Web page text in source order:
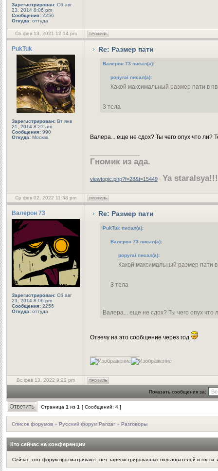
Зарегистрирован: Сб авг
23, 2014 8:06 pm
Сообщения: 2256
Откуда: оттуда
Сб фев 13, 2021 12:14 pm
PukTuk
Зарегистрирован: Вт янв
21, 2014 8:27 am
Сообщения: 990
Откуда: Москва
Re: Размер пати
Валерон 73 писал(а):
popyrai писал(а):
Какой максимальный размер пати в
3 тела
Валера... еще не сдох? Ты чего опух что ли?
Гномик из ада.
viewtopic.php?f=28&t=15449 - Ya staralsya!!!
Ср фев 02, 2022 11:38 pm
Валерон 73
Зарегистрирован: Сб авг
23, 2014 8:06 pm
Сообщения: 2256
Откуда: оттуда
Re: Размер пати
PukTuk писал(а):
Валерон 73 писал(а):
popyrai писал(а):
Какой максимальный размер пати
3 тела
Валера... еще не сдох? Ты чего опух что
Отвечу на это сообщение через год
Вс фев 13, 2022 9:22 pm
Показать сообщения за:
Страница 1 из 1 [ Сообщений: 4 ]
Список форумов » Русский форум Panzar » Разговоры
Кто сейчас на конференции
Сейчас этот форум просматривают: нет зарегистрированных пользователей и гости: